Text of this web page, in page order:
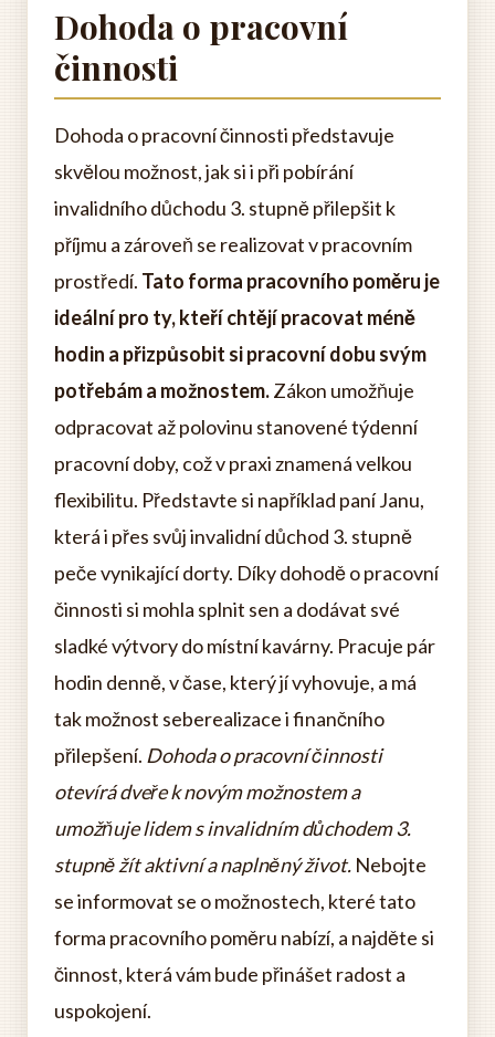
Dohoda o pracovní
činnosti
Dohoda o pracovní činnosti představuje
skvělou možnost, jak si i při pobírání
invalidního důchodu 3. stupně přilepšit k
příjmu a zároveň se realizovat v pracovním
prostředí. Tato forma pracovního poměru je
ideální pro ty, kteří chtějí pracovat méně
hodin a přizpůsobit si pracovní dobu svým
potřebám a možnostem.Zákon umožňuje
odpracovat až polovinu stanovené týdenní
pracovní doby, což v praxi znamená velkou
flexibilitu. Představte si například paní Janu,
která i přes svůj invalidní důchod 3. stupně
peče vynikající dorty. Díky dohodě o pracovní
činnosti si mohla splnit sen a dodávat své
sladké výtvory do místní kavárny. Pracuje pár
hodin denně, v čase, který jí vyhovuje, a má
tak možnost seberealizace i finančního
přilepšení. Dohoda o pracovní činnosti
otevírá dveře k novým možnostem a
umožňuje lidem s invalidním důchodem 3.
stupně žít aktivní a naplněný život. Nebojte
se informovat se o možnostech, které tato
forma pracovního poměru nabízí, a najděte si
činnost, která vám bude přinášet radost a
uspokojení.